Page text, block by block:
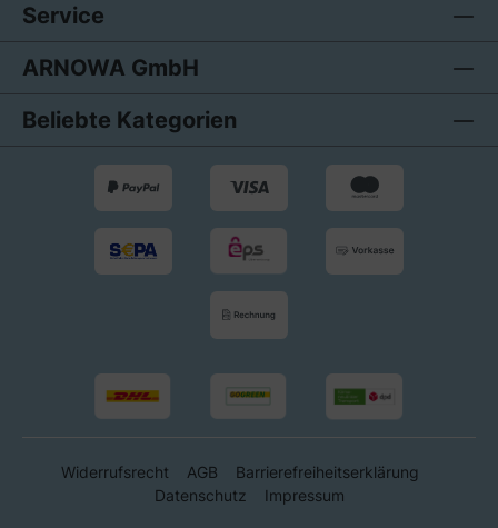
Service
ARNOWA GmbH
Beliebte Kategorien
Widerrufsrecht AGB
Barrierefreiheitserklärung
Datenschutz
Impressum